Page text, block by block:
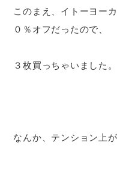
このまえ、イトーヨー
０％オフだったので、
３枚買っちゃいました。
なんか、テンション上